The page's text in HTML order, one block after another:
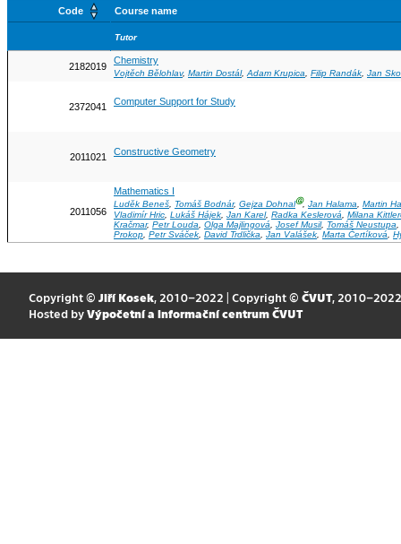
Code Course name
Tutor
2182019
Chemistry
Vojtěch Bělohlav, Martin Dostál,Adam Krupica, Filip Randák, Jan
2372041 Computer Support for Study
2011021 Constructive Geometry
2011056
Mathematics I
Luděk Beneš, Tomáš Bodnár, Gejza DohnalⒼ, Jan Halama, Martin
Vladimír Hric Lukáš Hájek Jan Karel, Radka Keslerová
Milana
Kračmar, Petr Louda Olga Majlingová Josef Musil, Tomáš Neustupa
Prokop Petr Sváček David Trdlička Jan Valášek Marta Čertíková
Copyright © Jiří Kosek, 2010–2022 | Copyright © ČVUT, 2010–2022
Hosted by Výpočetní a informační centrum ČVUT